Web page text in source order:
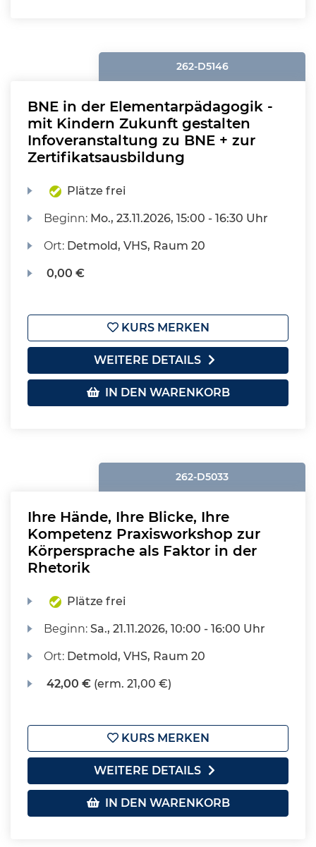
262-D5146
BNE in der Elementarpädagogik -
mit Kindern Zukunft gestalten
Infoveranstaltung zu BNE + zur
Zertifikatsausbildung
Plätze frei
Beginn: Mo., 23.11.2026, 15:00 - 16:30 Uhr
Ort: Detmold, VHS, Raum 20
0,00 €
KURS MERKEN
WEITERE DETAILS
IN DEN WARENKORB
262-D5033
Ihre Hände, Ihre Blicke, Ihre
Kompetenz Praxisworkshop zur
Körpersprache als Faktor in der
Rhetorik
Plätze frei
Beginn:Sa., 21.11.2026, 10:00 - 16:00 Uhr
Ort: Detmold, VHS, Raum 20
42,00 € (erm. 21,00 €)
KURS MERKEN
WEITERE DETAILS
IN DEN WARENKORB